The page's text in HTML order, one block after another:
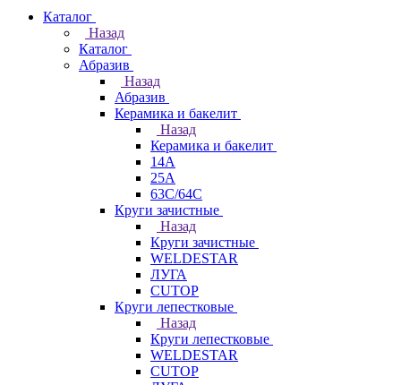
Каталог
Назад
Каталог
Абразив
Назад
Абразив
Керамика и бакелит
Назад
Керамика и бакелит
14А
25А
63С/64С
Круги зачистные
Назад
Круги зачистные
WELDESTAR
ЛУГА
CUTOP
Круги лепестковые
Назад
Круги лепестковые
WELDESTAR
CUTOP